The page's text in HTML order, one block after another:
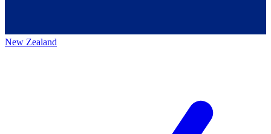
New Zealand